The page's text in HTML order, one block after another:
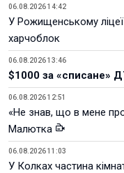
06.08.2026 14:42
У Рожищенському
харчоблок
06.08.2026 13:46
$1000 за «списане»
06.08.2026 12:51
«Не знав, що в мене
Малютка
06.08.2026 11:03
У Колках частина